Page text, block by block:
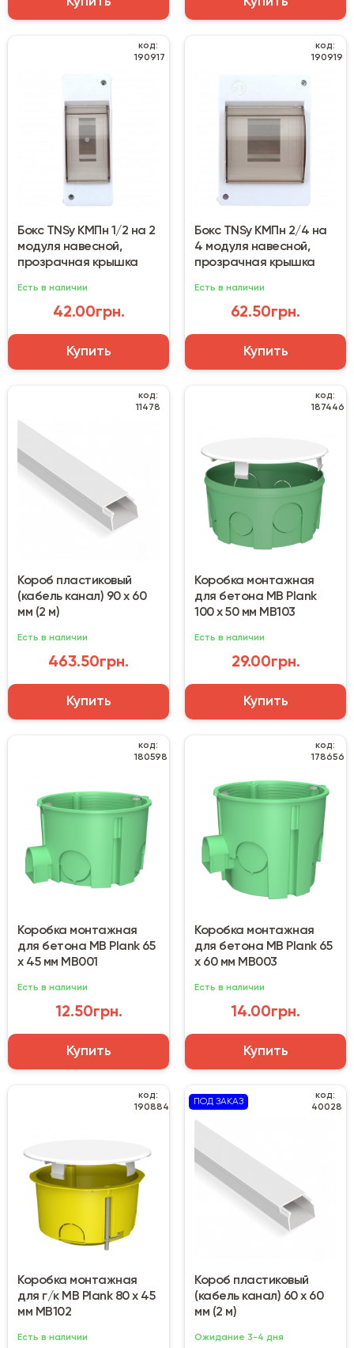
код:
190917
Бокс TNSy КМПн 1/2 на 2
модуля навесной,
прозрачная крышка
Есть в наличии
42.00грн.
Купить
код:
190919
Бокс TNSy КМПн 2/4 на
4 модуля навесной,
прозрачная крышка
Есть в наличии
62.50грн.
Купить
код:
11478
Короб пластиковый
(кабель канал) 90 х 60
мм (2 м)
Есть в наличии
463.50грн.
Купить
код:
187446
Коробка монтажная
для бетона MB Plank
100 х 50 мм MB103
Есть в наличии
29.00грн.
Купить
код:
180598
Коробка монтажная
для бетона MB Plank 65
х 45 мм MB001
Есть в наличии
12.50грн.
Купить
код:
178656
Коробка монтажная
для бетона MB Plank 65
х 60 мм MB003
Есть в наличии
14.00грн.
Купить
код:
190884
Коробка монтажная
для г/к MB Plank 80 х 45
мм MB102
Есть в наличии
ПОД ЗАКАЗ
код:
40028
Короб пластиковый
(кабель канал) 60 х 60
мм (2 м)
Ожидание 3-4 дня